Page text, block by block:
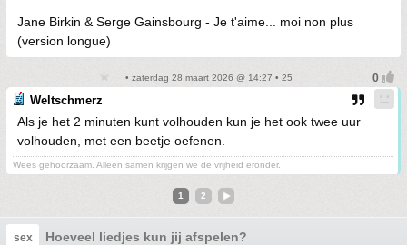
Jane Birkin & Serge Gainsbourg - Je t'aime... moi non plus
(version longue)
• zaterdag 28 maart 2026 @ 14:27 • 25
Weltschmerz
Als je het 2 minuten kunt volhouden kun je het ook twee uur
volhouden, met een beetje oefenen.
Wees gehoorzaam. Alleen samen krijgen we de vrijheid eronder.
1 2
sex Hoeveel liedjes kun jij afspelen?